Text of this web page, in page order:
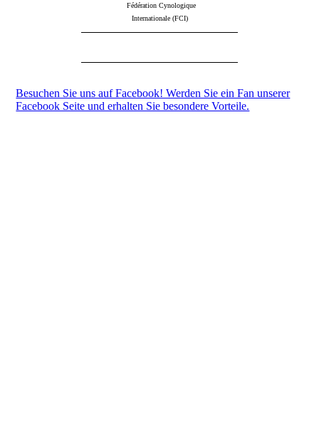
Fédération Cynologique
Internationale (FCI)
Besuchen Sie uns auf Facebook! Werden Sie ein Fan unserer
Facebook Seite und erhalten Sie besondere Vorteile.